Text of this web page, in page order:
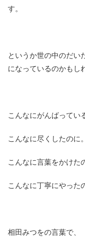
す。
というか世の中のだい
になっているのかもし
こんなにがんばってい
こんなに尽くしたのに。
こんなに言葉をかけた
こんなに丁寧にやった
相田みつをの言葉で、